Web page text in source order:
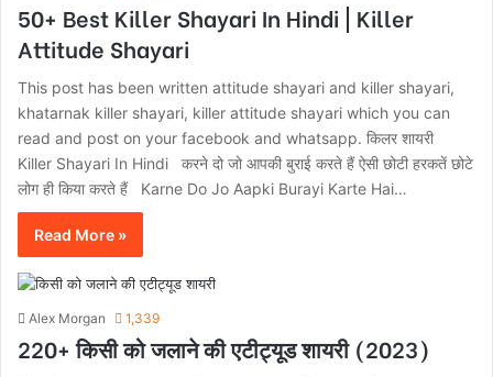
50+ Best Killer Shayari In Hindi | Killer
Attitude Shayari
This post has been written attitude shayari and killer shayari,
khatarnak killer shayari, killer attitude shayari which you can
read and post on your facebook and whatsapp. किलर शायरी
Killer Shayari In Hindi करने दो जो आपकी बुराई करते हैं ऐसी छोटी हरकतें छोटे
लोग ही किया करते हैं Karne Do Jo Aapki Burayi Karte Hai…
Read More »
Alex Morgan 1,339
220+ किसी को जलाने की एटीट्यूड शायरी (2023)